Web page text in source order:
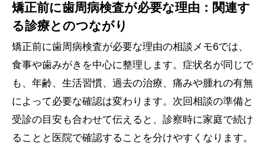
矯正前に歯周病検査が必要な理由：関連す
る診療とのつながり
矯正前に歯周病検査が必要な理由の相談メモ6では、
食事や歯みがきを中心に整理します。症状名が同じで
も、年齢、生活習慣、過去の治療、痛みや腫れの有無
によって必要な確認は変わります。次回相談の準備と
受診の目安も合わせて伝えると、診察時に家庭で続け
ることと医院で確認することを分けやすくなります。